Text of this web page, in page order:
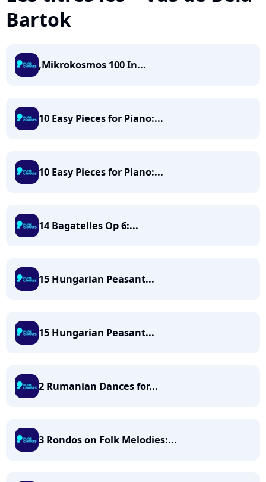
Bartok
,Mikrokosmos 100 In...
10 Easy Pieces for Piano:...
10 Easy Pieces for Piano:...
14 Bagatelles Op 6:...
15 Hungarian Peasant...
15 Hungarian Peasant...
2 Rumanian Dances for...
3 Rondos on Folk Melodies:...